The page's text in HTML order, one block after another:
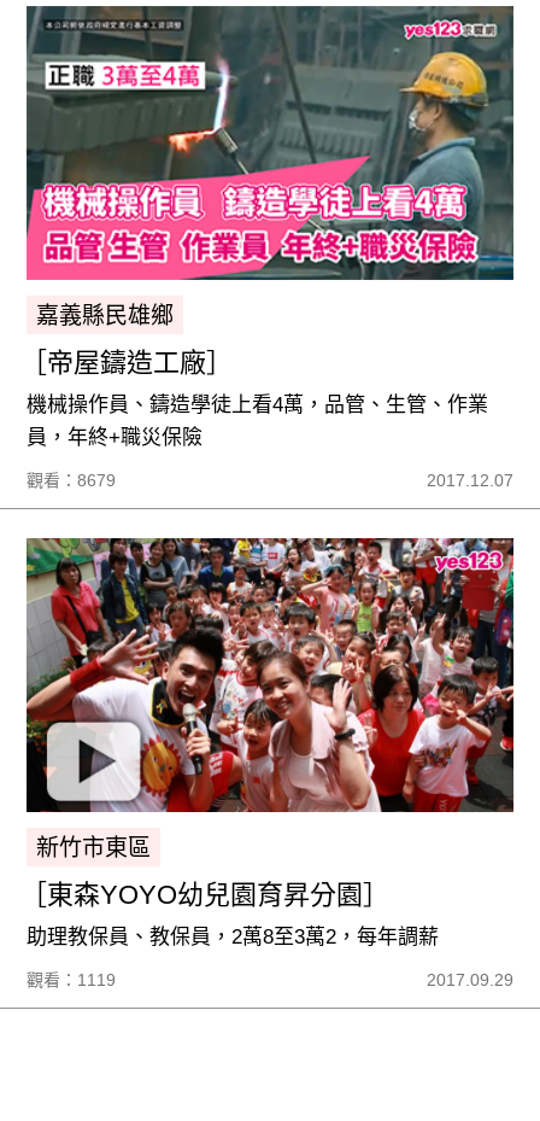
嘉義縣民雄鄉
［帝屋鑄造工廠］
機械操作員、鑄造學徒上看4萬，品管、生管、作業
員，年終+職災保險
觀看：8679 2017.12.07
新竹市東區
［東森YOYO幼兒園育昇分園］
助理教保員、教保員，2萬8至3萬2，每年調薪
觀看：1119 2017.09.29